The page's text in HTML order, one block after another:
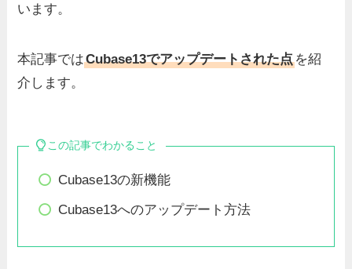
います。
本記事ではCubase13でアップデートされた点を紹
介します。
この記事でわかること
Cubase13の新機能
Cubase13へのアップデート方法